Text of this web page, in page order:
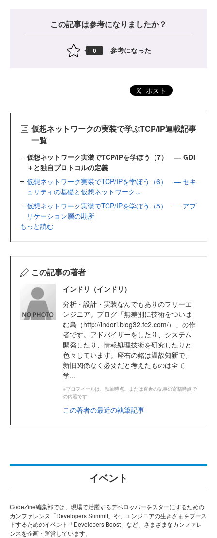
この記事は参考になりましたか？
0 参考になった
ポスト
仮想ネットワークの実装で学ぶTCP/IP連載記事
一覧
仮想ネットワーク実装でTCP/IPを学ぼう（7） ― GDI
＋と独自プロトコルの定義
仮想ネットワーク実装でTCP/IPを学ぼう（6） ― セキ
ュリティの基礎と仮想ネットワーク...
仮想ネットワーク実装でTCP/IPを学ぼう（5） ― アプ
リケーション層の勘所
もっと読む
この記事の著者
インドリ（インドリ）
分析・設計・実装なんでもありのフリーエ
ンジニア。ブログ「無差別に技術をついば
む鳥（http://indori.blog32.fc2.com/）」の作
者です。アドバイザーをしたり、システム
開発したり、情報処理技術を研究したりと
色々しています。座右の銘は温故知新で、
新旧関係なく必要だと考えたものは全て
学...
※プロフィールは、執筆時点、または直近の記事の寄稿時点で
の内容です
この著者の最近の執筆記事
イベント
CodeZine編集部では、現場で活躍するデベロッパーをスターにするための
カンファレンス「Developers Summit」や、エンジニアの生きざまをブース
トするためのイベント「Developers Boost」など、さまざまなカンファレ
ンスを企画・運営しています。